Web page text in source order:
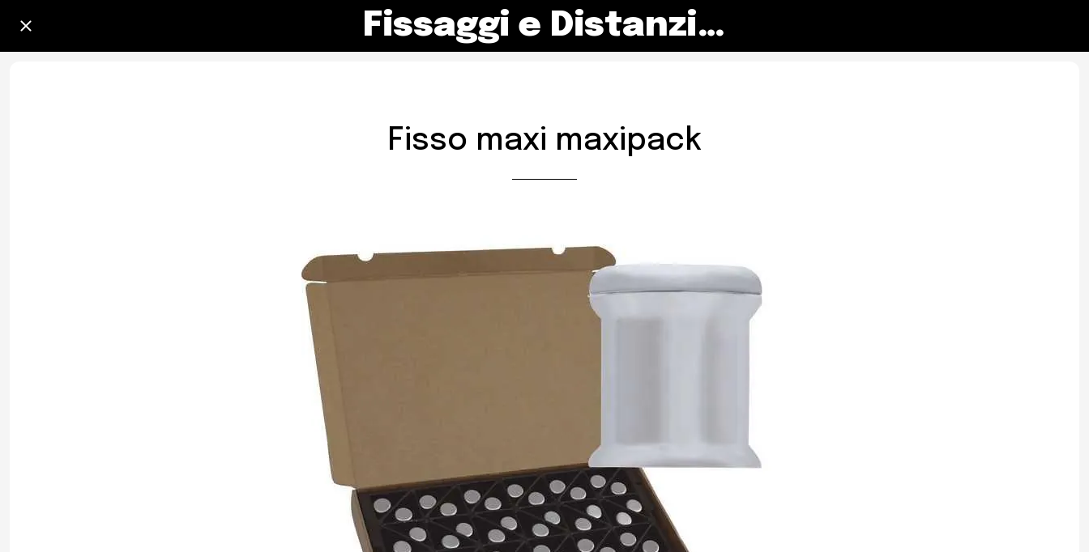
Fissaggi e Distanziali
Fisso maxi maxipack